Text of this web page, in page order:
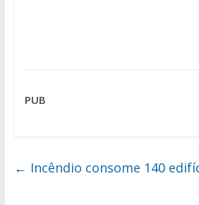
PUB
← Incêndio consome 140